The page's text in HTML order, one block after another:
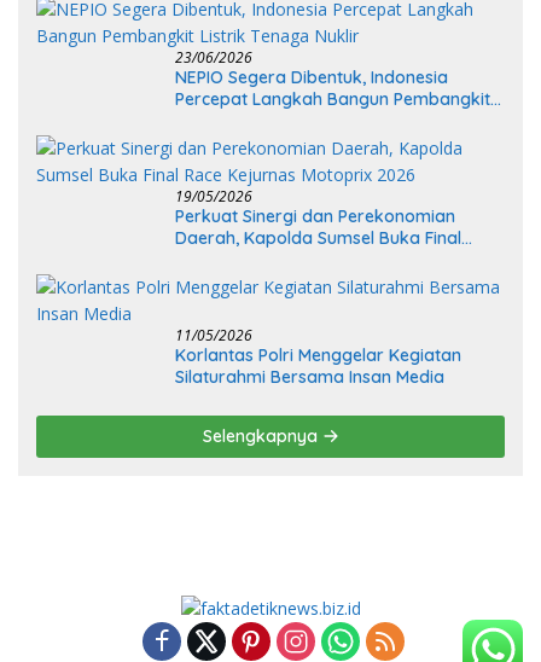
23/06/2026
NEPIO Segera Dibentuk, Indonesia
Percepat Langkah Bangun Pembangkit
19/05/2026
Perkuat Sinergi dan Perekonomian
Daerah, Kapolda Sumsel Buka Final
11/05/2026
Korlantas Polri Menggelar Kegiatan
Silaturahmi Bersama Insan Media
Selengkapnya